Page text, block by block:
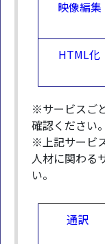
映像編集
HTML化
※サービスご
確認ください。
※上記サービ
人材に関わる
い。
通訳